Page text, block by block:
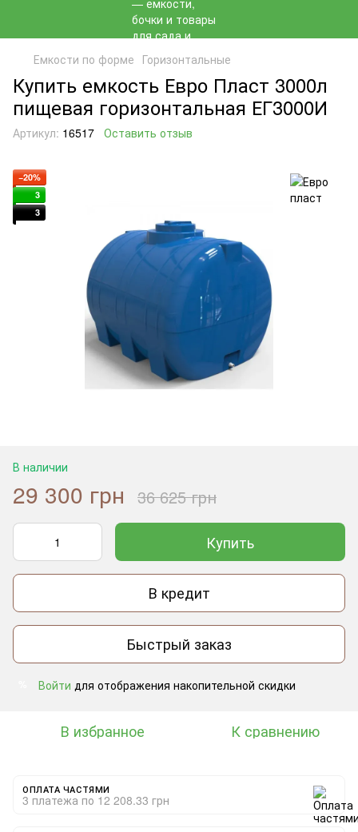
Емкости по форме Горизонтальные
Купить емкость Евро Пласт 3000л
пищевая горизонтальная ЕГ3000И
Артикул: 16517 Оставить отзыв
−20%
3
3
В наличии
29 300 грн 36 625 грн
Купить
В кредит
Быстрый заказ
Войти для отображения накопительной скидки
В избранное К сравнению
ОПЛАТА ЧАСТЯМИ
3 платежа по 12 208.33 грн